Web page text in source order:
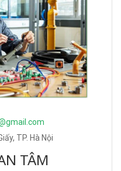
TP. Hà Nội
TÂM